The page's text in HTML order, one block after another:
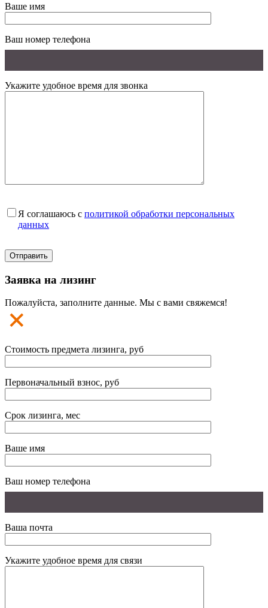
Ваше имя
Ваш номер телефона
Укажите удобное время для звонка
Я соглашаюсь с политикой обработки персональных
данных
Заявка на лизинг
Пожалуйста, заполните данные. Мы с вами свяжемся!
Стоимость предмета лизинга, руб
Первоначальный взнос, руб
Срок лизинга, мес
Ваше имя
Ваш номер телефона
Ваша почта
Укажите удобное время для связи